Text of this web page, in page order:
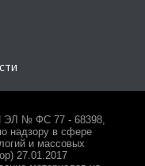
ЭЛ № ФС 77 - 68398,
надзору в сфере
и массовых
27.01.2017